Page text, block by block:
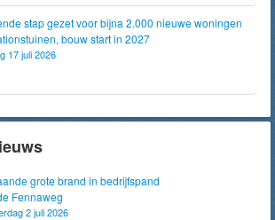
stap gezet voor bijna 2.000 nieuwe woningen
bouw start in 2027
17 juli 2026
grote brand in bedrijfspand
Fennaweg
2 juli 2026